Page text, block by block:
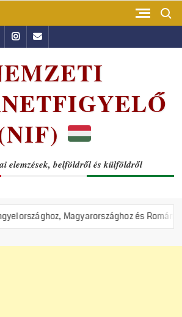
Instagram
Email
elemzések, belföldről és külföldről
és Romániához